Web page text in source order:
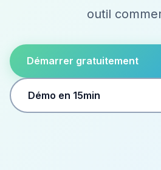
outil
Démarrer gratuitement
Démo en 15min